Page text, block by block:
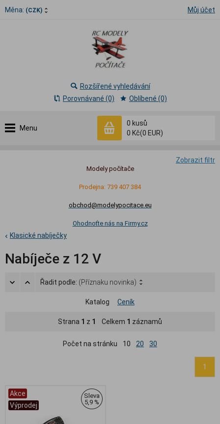
Měna: (CZK) Můj účet
Menu
0 kusů
0 Kč(0 EUR)
Rozšířené vyhledávání
Porovnávané (0)
Oblíbené (0)
Zobrazit filtr
Modely počítače
Prodejna: 739 407 384
obchod@modelypocitace.eu
Ohodnoťte nás na Firmy.cz
Klasické nabíječky
Nabíječe z 12 V
Řadit podle: (Příznaku novinka)
Katalog Ceník
Strana 1 z 1 Celkem 1 záznamů
Počet na stránku 10 20 30
1
Akce
Výprodej
Sleva
5,9 %